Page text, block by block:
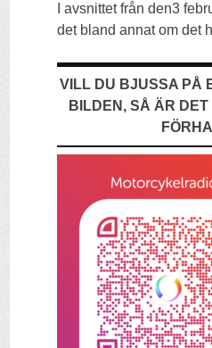
I avsnittet från den3
det bland annat om det
VILL DU BJUSSA PÅ
BILDEN, SÅ ÄR